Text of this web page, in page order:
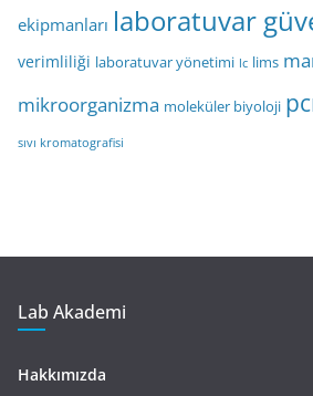
ekipmanları laboratuvar
verimliliği laboratuvar yönetimi lc lims
mikroorganizma moleküler biyoloji
sıvı kromatografisi
Lab Akademi
Hakkımızda